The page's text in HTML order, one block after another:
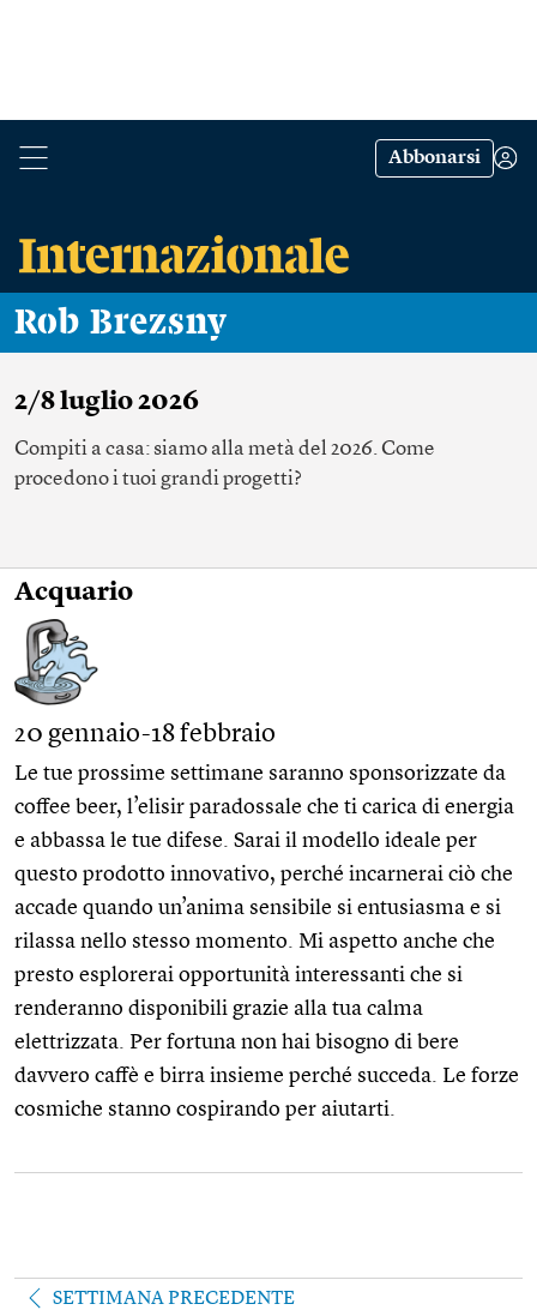
Abbonarsi
Rob Brezsny
2/8 luglio 2026
Compiti a casa: siamo alla metà del 2026. Come
procedono i tuoi grandi progetti?
Acquario
20 gennaio-18 febbraio
Le tue prossime settimane saranno sponsorizzate da
coffee beer, l’elisir paradossale che ti carica di energia
e abbassa le tue difese. Sarai il modello ideale per
questo prodotto innovativo, perché incarnerai ciò che
accade quando un’anima sensibile si entusiasma e si
rilassa nello stesso momento. Mi aspetto anche che
presto esplorerai opportunità interessanti che si
renderanno disponibili grazie alla tua calma
elettrizzata. Per fortuna non hai bisogno di bere
davvero caffè e birra insieme perché succeda. Le forze
cosmiche stanno cospirando per aiutarti.
SETTIMANA PRECEDENTE